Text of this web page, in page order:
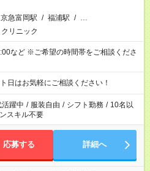
京急富岡駅 / 福浦駅 / …
リニック
など ※ご希望の時間帯をご相談くださ
はお気軽にご相談ください！
躍中 / 服装自由 / シフト勤務 / 10名以
スキル不要
応募する 詳細へ